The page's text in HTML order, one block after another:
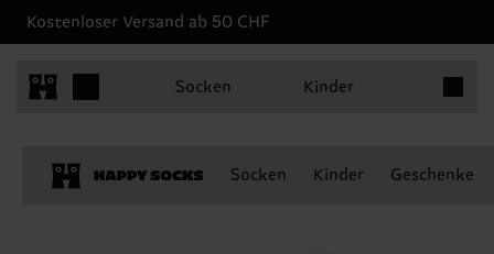
Kostenloser Versand ab 50 CHF
Socken Kinder
Socken Kinder Geschenke